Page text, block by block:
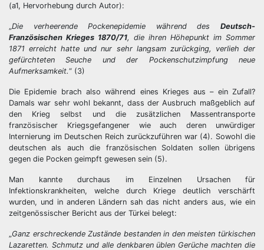
(a1, Hervorhebung durch Autor):
„Die verheerende Pockenepidemie während des Deutsch-
Französischen Krieges 1870/71, die ihren Höhepunkt im Sommer
1871 erreicht hatte und nur sehr langsam zurückging, verlieh der
gefürchteten Seuche und der Pockenschutzimpfung neue
Aufmerksamkeit.“ (3)
Die Epidemie brach also während eines Krieges aus – ein Zufall?
Damals war sehr wohl bekannt, dass der Ausbruch maßgeblich auf
den Krieg selbst und die zusätzlichen Massentransporte
französischer Kriegsgefangener wie auch deren unwürdiger
Internierung im Deutschen Reich zurückzuführen war (4). Sowohl die
deutschen als auch die französischen Soldaten sollen übrigens
gegen die Pocken geimpft gewesen sein (5).
Man kannte durchaus im Einzelnen Ursachen für
Infektionskrankheiten, welche durch Kriege deutlich verschärft
wurden, und in anderen Ländern sah das nicht anders aus, wie ein
zeitgenössischer Bericht aus der Türkei belegt:
„Ganz erschreckende Zustände bestanden in den meisten türkischen
Lazaretten. Schmutz und alle denkbaren üblen Gerüche machten die